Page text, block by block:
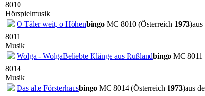
8010
Hörspielmusik
O Täler weit, o Höhenbingo MC 8010 (Österreich 1973)aus
8011
Musik
Wolga - WolgaBeliebte Klänge aus Rußlandbingo MC 8011
8014
Musik
Das alte Försterhausbingo MC 8014 (Österreich 1973)aus